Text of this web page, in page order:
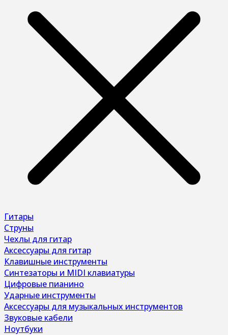
Гитары
Струны
Чехлы для гитар
Аксессуары для гитар
Клавишные инструменты
Синтезаторы и MIDI клавиатуры
Цифровые пианино
Ударные инструменты
Аксессуары для музыкальных инструментов
Звуковые кабели
Ноутбуки